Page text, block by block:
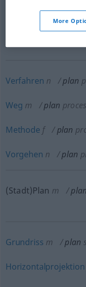
plan
Verfahren n plan
Weg m plan
Methode f plan
Vorgehen n plan
(Stadt)Plan m plan
Grundriss m plan
Horizontalprojektion
More